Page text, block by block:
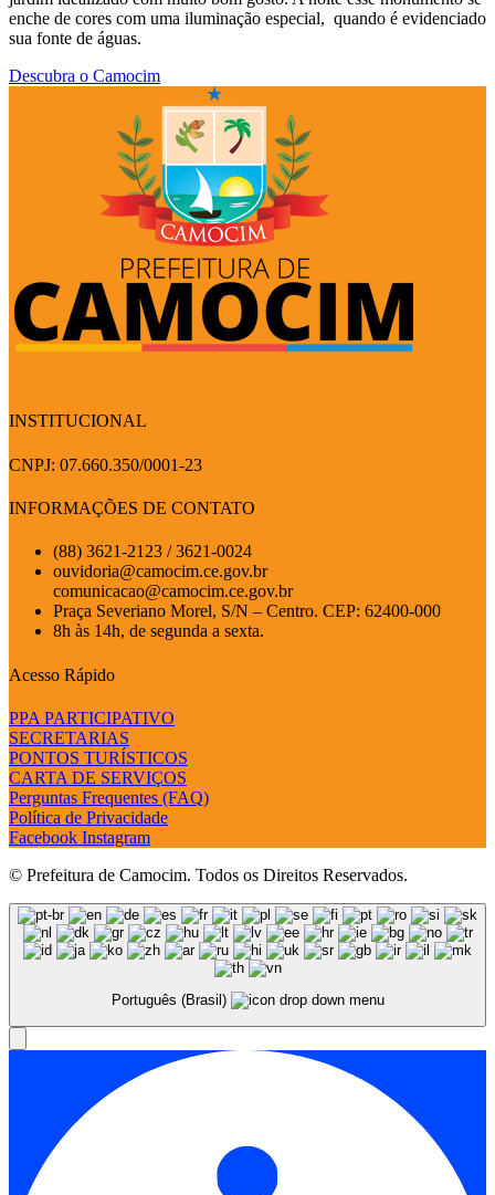
enche de cores com uma iluminação especial, quando é evidenciado
sua fonte de águas.
Descubra o Camocim
INSTITUCIONAL
CNPJ: 07.660.350/0001-23
INFORMAÇÕES DE CONTATO
(88) 3621-2123 / 3621-0024
ouvidoria@camocim.ce.gov.br
comunicacao@camocim.ce.gov.br
Praça Severiano Morel, S/N – Centro. CEP: 62400-000
8h às 14h, de segunda a sexta.
Acesso Rápido
PPA PARTICIPATIVO
SECRETARIAS
PONTOS TURÍSTICOS
CARTA DE SERVIÇOS
Perguntas Frequentes (FAQ)
Política de Privacidade
Facebook Instagram
© Prefeitura de Camocim. Todos os Direitos Reservados.
Português (Brasil)